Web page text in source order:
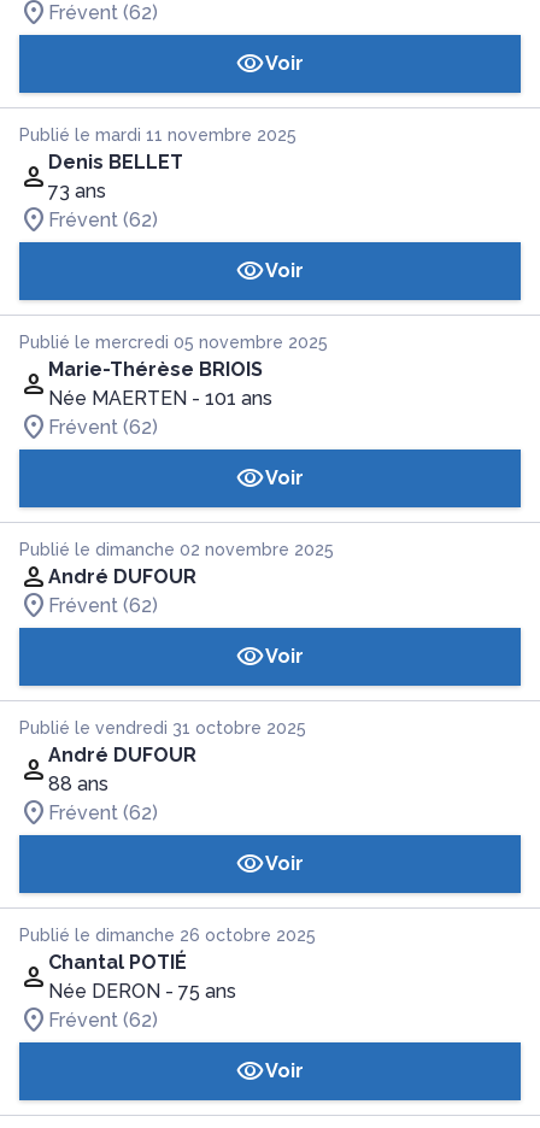
Frévent (62)
Voir
Publié le mardi 11 novembre 2025
Denis BELLET
73 ans
Frévent (62)
Voir
Publié le mercredi 05 novembre 2025
Marie-Thérèse BRIOIS
Née MAERTEN - 101 ans
Frévent (62)
Voir
Publié le dimanche 02 novembre 2025
André DUFOUR
Frévent (62)
Voir
Publié le vendredi 31 octobre 2025
André DUFOUR
88 ans
Frévent (62)
Voir
Publié le dimanche 26 octobre 2025
Chantal POTIÉ
Née DERON - 75 ans
Frévent (62)
Voir